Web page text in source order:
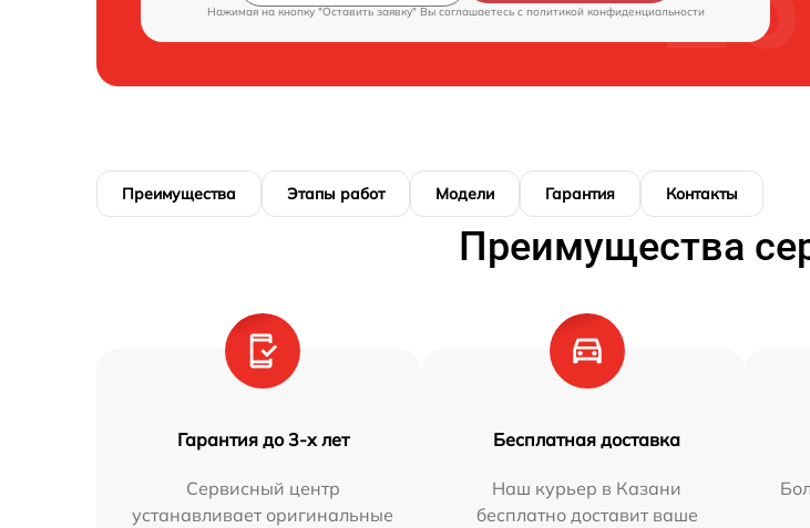
Нажимая на кнопку "Оставить заявку" Вы соглашаетесь c политикой конфиденциальности
Преимущества Этапы работ Модели Гарантия Контакты
Преимущества
Гарантия до 3-х лет
Сервисный центр
устанавливает оригинальные
Бесплатная доставка
Наш курьер в Казани
бесплатно доставит ваше